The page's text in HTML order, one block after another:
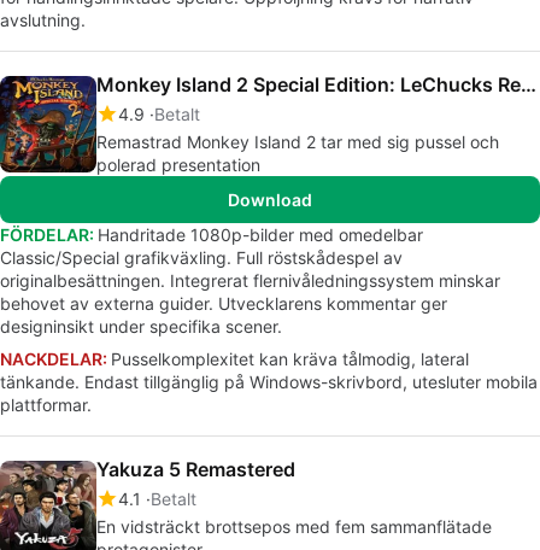
avslutning.
Monkey Island 2 Special Edition: LeChucks Revenge
4.9 Betalt
Remastrad Monkey Island 2 tar med sig pussel och
polerad presentation
Download
FÖRDELAR: Handritade 1080p-bilder med omedelbar
Classic/Special grafikväxling. Full röstskådespel av
originalbesättningen. Integrerat flernivåledningssystem minskar
behovet av externa guider. Utvecklarens kommentar ger
designinsikt under specifika scener.
NACKDELAR: Pusselkomplexitet kan kräva tålmodig, lateral
tänkande. Endast tillgänglig på Windows-skrivbord, utesluter mobila
plattformar.
Yakuza 5 Remastered
4.1
Betalt
En vidsträckt brottsepos med fem sammanflätade